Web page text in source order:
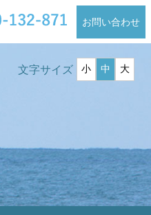
お問い合わせ
文字サイズ 小 中 大